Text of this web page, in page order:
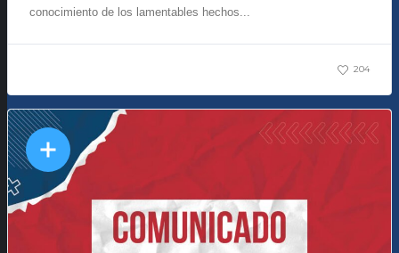
conocimiento de los lamentables hechos...
204